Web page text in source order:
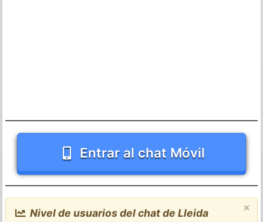
Entrar al chat Móvil
×
Nivel de usuarios del chat de Lleida